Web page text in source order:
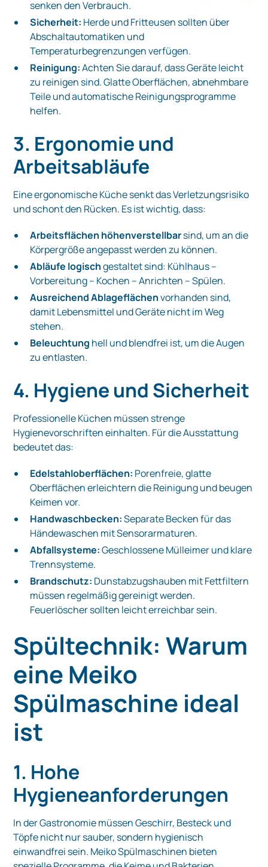
senken den Verbrauch.
Sicherheit: Herde und Fritteusen sollten über
Abschaltautomatiken und
Temperaturbegrenzungen verfügen.
Reinigung:Achten Sie darauf, dass Geräte leicht
zu reinigen sind. Glatte Oberflächen, abnehmbare
Teile und automatische Reinigungsprogramme
helfen.
3. Ergonomie und
Arbeitsabläufe
Eine ergonomische Küche senkt das Verletzungsrisiko
und schont den Rücken. Es ist wichtig, dass:
Arbeitsflächen höhenverstellbarsind, um an die
Körpergröße angepasst werden zu können.
Abläufe logischgestaltet sind: Kühlhaus –
Vorbereitung – Kochen – Anrichten – Spülen.
Ausreichend Ablageflächenvorhanden sind,
damit Lebensmittel und Geräte nicht im Weg
stehen.
Beleuchtung hell und blendfrei ist, um die Augen
zu entlasten.
4. Hygiene und Sicherheit
Professionelle Küchen müssen strenge
Hygienevorschriften einhalten. Für die Ausstattung
bedeutet das:
Edelstahloberflächen: Porenfreie, glatte
Oberflächen erleichtern die Reinigung und beugen
Keimen vor.
Handwaschbecken:Separate Becken für das
Händewaschen mit Sensorarmaturen.
Abfallsysteme:Geschlossene Mülleimer und klare
Trennsysteme.
Brandschutz: Dunstabzugshauben mit Fettfiltern
müssen regelmäßig gereinigt werden.
Feuerlöscher sollten leicht erreichbar sein.
Spültechnik: Warum
eine Meiko
Spülmaschine ideal
ist
1. Hohe
Hygieneanforderungen
In der Gastronomie müssen Geschirr, Besteck und
Töpfe nicht nur sauber, sondern hygienisch
einwandfrei sein. Meiko Spülmaschinen bieten